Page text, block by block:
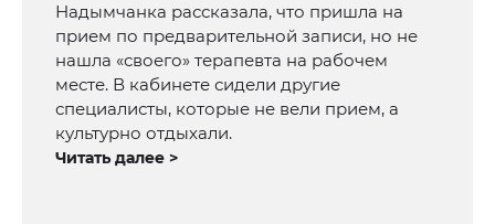
Надымчанка рассказала, что пришла на
прием по предварительной записи, но не
нашла «своего» терапевта на рабочем
месте. В кабинете сидели другие
специалисты, которые не вели прием, а
культурно отдыхали.
Читать далее >